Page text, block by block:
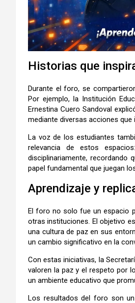
Historias que
Durante el foro, se
Por ejemplo, la Institución
Ernestina Cuero Sandoval
mediante diversas acciones
La voz de los estudiantes
relevancia de estos
disciplinariamente, recordando
papel fundamental que juegan
Aprendizaje y
El foro no solo fue un espacio
otras instituciones. El objetivo
una cultura de paz en sus
un cambio significativo en la
Con estas iniciativas, la
valoren la paz y el respeto por
un ambiente educativo que
Los resultados del foro son